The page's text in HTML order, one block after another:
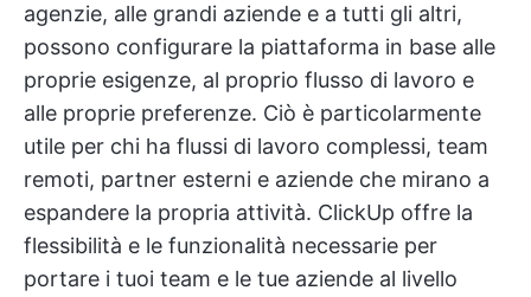
agenzie, alle grandi aziende e a tutti gli altri,
possono configurare la piattaforma in base alle
proprie esigenze, al proprio flusso di lavoro e
alle proprie preferenze. Ciò è particolarmente
utile per chi ha flussi di lavoro complessi, team
remoti, partner esterni e aziende che mirano a
espandere la propria attività. ClickUp offre la
flessibilità e le funzionalità necessarie per
portare i tuoi team e le tue aziende al livello